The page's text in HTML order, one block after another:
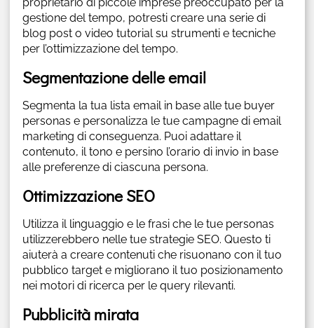
gestione del tempo, potresti creare una serie di
blog post o video tutorial su strumenti e tecniche
per l’ottimizzazione del tempo.
Segmentazione delle email
Segmenta la tua lista email in base alle tue buyer
personas e personalizza le tue campagne di email
marketing di conseguenza. Puoi adattare il
contenuto, il tono e persino l’orario di invio in base
alle preferenze di ciascuna persona.
Ottimizzazione SEO
Utilizza il linguaggio e le frasi che le tue personas
utilizzerebbero nelle tue strategie SEO. Questo ti
aiuterà a creare contenuti che risuonano con il tuo
pubblico target e migliorano il tuo posizionamento
nei motori di ricerca per le query rilevanti.
Pubblicità mirata